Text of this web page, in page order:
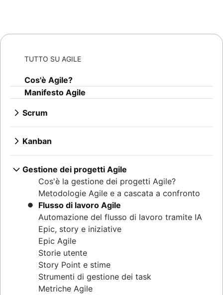
TUTTO SU AGILE
Cos'è Agile?
Manifesto Agile
Scrum
Che cos'è Scrum?
Sprint
Backlog di prodotto
Revisioni degli sprint
Riunioni stand-up
Scrum Master
Retrospettive Agile
Scrum distribuito
Ruoli Scrum
Scrum-of-scrum
Artefatti Agile Scrum
Metriche Scrum
Scrum in Jira e Confluence
Kanban
Che cos'è Kanban?
Board Kanban
Limiti WIP
Kanban e Scrum a confronto
Kanplan
Schede Kanban
Gestione dei progetti Agile
Cos'è la gestione dei progetti Agile?
Metodologie Agile e a cascata a confronto
Flusso di lavoro Agile
Automazione del flusso di lavoro tramite IA
Epic, story e iniziative
Epic Agile
Storie utente
Story Point e stime
Strumenti di gestione dei task
Metriche Agile